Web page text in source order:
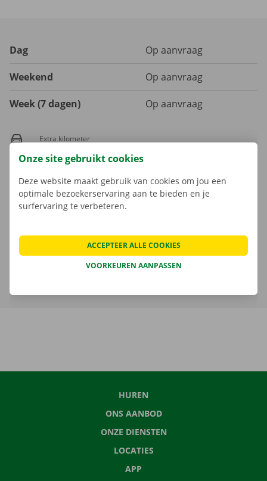
Dag Op aanvraag
Weekend Op aanvraag
Week (7 dagen) Op aanvraag
Extra kilometer
€ 1,07excl. btw
Het brandstofverbruik is niet inbegrepen in de huurprijs.
betaalmogelijkheden worden in de volgende stap weergegeven.
HUREN
ONS AANBOD
ONZE DIENSTEN
LOCATIES
APP
Onze site gebruikt cookies
Deze website maakt gebruik van cookies om jou een
optimale bezoekerservaring aan te bieden en je
surfervaring te verbeteren.
VOORKEUREN AANPASSEN
ACCEPTEER ALLE COOKIES